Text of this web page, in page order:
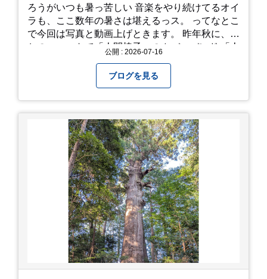
ろうがいつも暑っ苦しい 音楽をやり続けてるオイ
ラも、ここ数年の暑さは堪えるっス。 ってなとこ
で今回は写真と動画上げときます。 昨年秋に、娘
とのユニットで「人間椅子」のカバーバンド 「人
画にしており、娘のファンからもアップしてくれ
ッ！」とされているので ここだけの公開としま
す。 非常に暑苦しいのでご観覧される方は、ご注
意くださいませ。 では、熱中症に気を付けて、お
過ごしください。
https://youtu.be/QWVP8qzpsUE
公開 : 2026-07-16
ブログを見る